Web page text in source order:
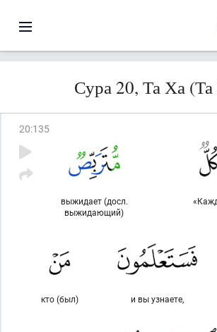
Сура 20, Та Ха
20:135
выжидает (досл.
выжидающий)
и вы узнаете,
кто (был)